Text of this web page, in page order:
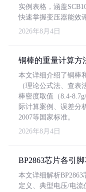
实例表格，涵盖
快速掌握变压器能效
2026年8月4日
铜棒的重量计算方
本文详细介绍了铜棒
（理论公式法、查
棒密度取值（8.4-
际计算案例、误差分
2007等国家标准。
2026年8月4日
BP2863芯片各引
本文详细解析
定义、典型电压/电